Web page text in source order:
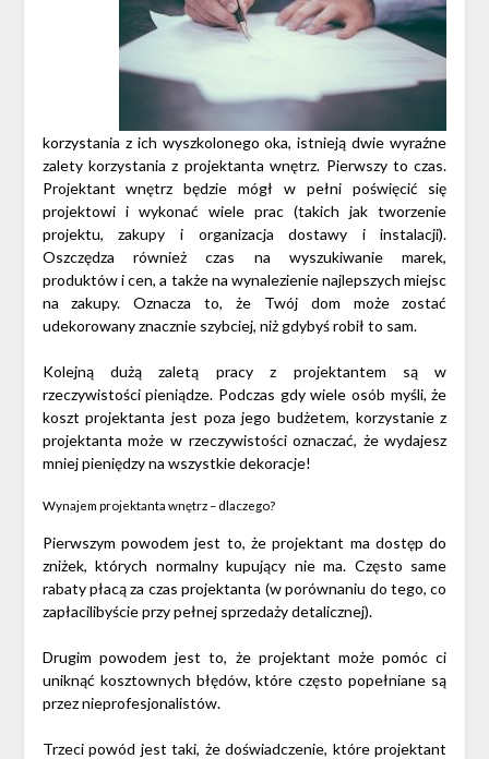
korzystania z ich wyszkolonego oka, istnieją dwie wyraźne
zalety korzystania z projektanta wnętrz. Pierwszy to czas.
Projektant wnętrz będzie mógł w pełni poświęcić się
projektowi i wykonać wiele prac (takich jak tworzenie
projektu, zakupy i organizacja dostawy i instalacji).
Oszczędza również czas na wyszukiwanie marek,
produktów i cen, a także na wynalezienie najlepszych miejsc
na zakupy. Oznacza to, że Twój dom może zostać
udekorowany znacznie szybciej, niż gdybyś robił to sam.
Kolejną dużą zaletą pracy z projektantem są w
rzeczywistości pieniądze. Podczas gdy wiele osób myśli, że
koszt projektanta jest poza jego budżetem, korzystanie z
projektanta może w rzeczywistości oznaczać, że wydajesz
mniej pieniędzy na wszystkie dekoracje!
Wynajem projektanta wnętrz – dlaczego?
Pierwszym powodem jest to, że projektant ma dostęp do
zniżek, których normalny kupujący nie ma. Często same
rabaty płacą za czas projektanta (w porównaniu do tego, co
zapłacilibyście przy pełnej sprzedaży detalicznej).
Drugim powodem jest to, że projektant może pomóc ci
uniknąć kosztownych błędów, które często popełniane są
przez nieprofesjonalistów.
Trzeci powód jest taki, że doświadczenie, które projektant